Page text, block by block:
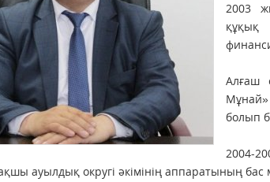
2003
құқық
Алғаш
Мұнай»
болып
2004-
ауылдық округі әкімінің аппаратының бас